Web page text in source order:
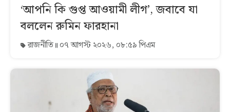
‘আপনি কি গুপ্ত আওয়ামী লীগ’, জবাবে যা
বললেন রুমিন ফারহানা
রাজনীতি ০৭ আগস্ট ২০২৬, ০৮:৫৯ পিএম